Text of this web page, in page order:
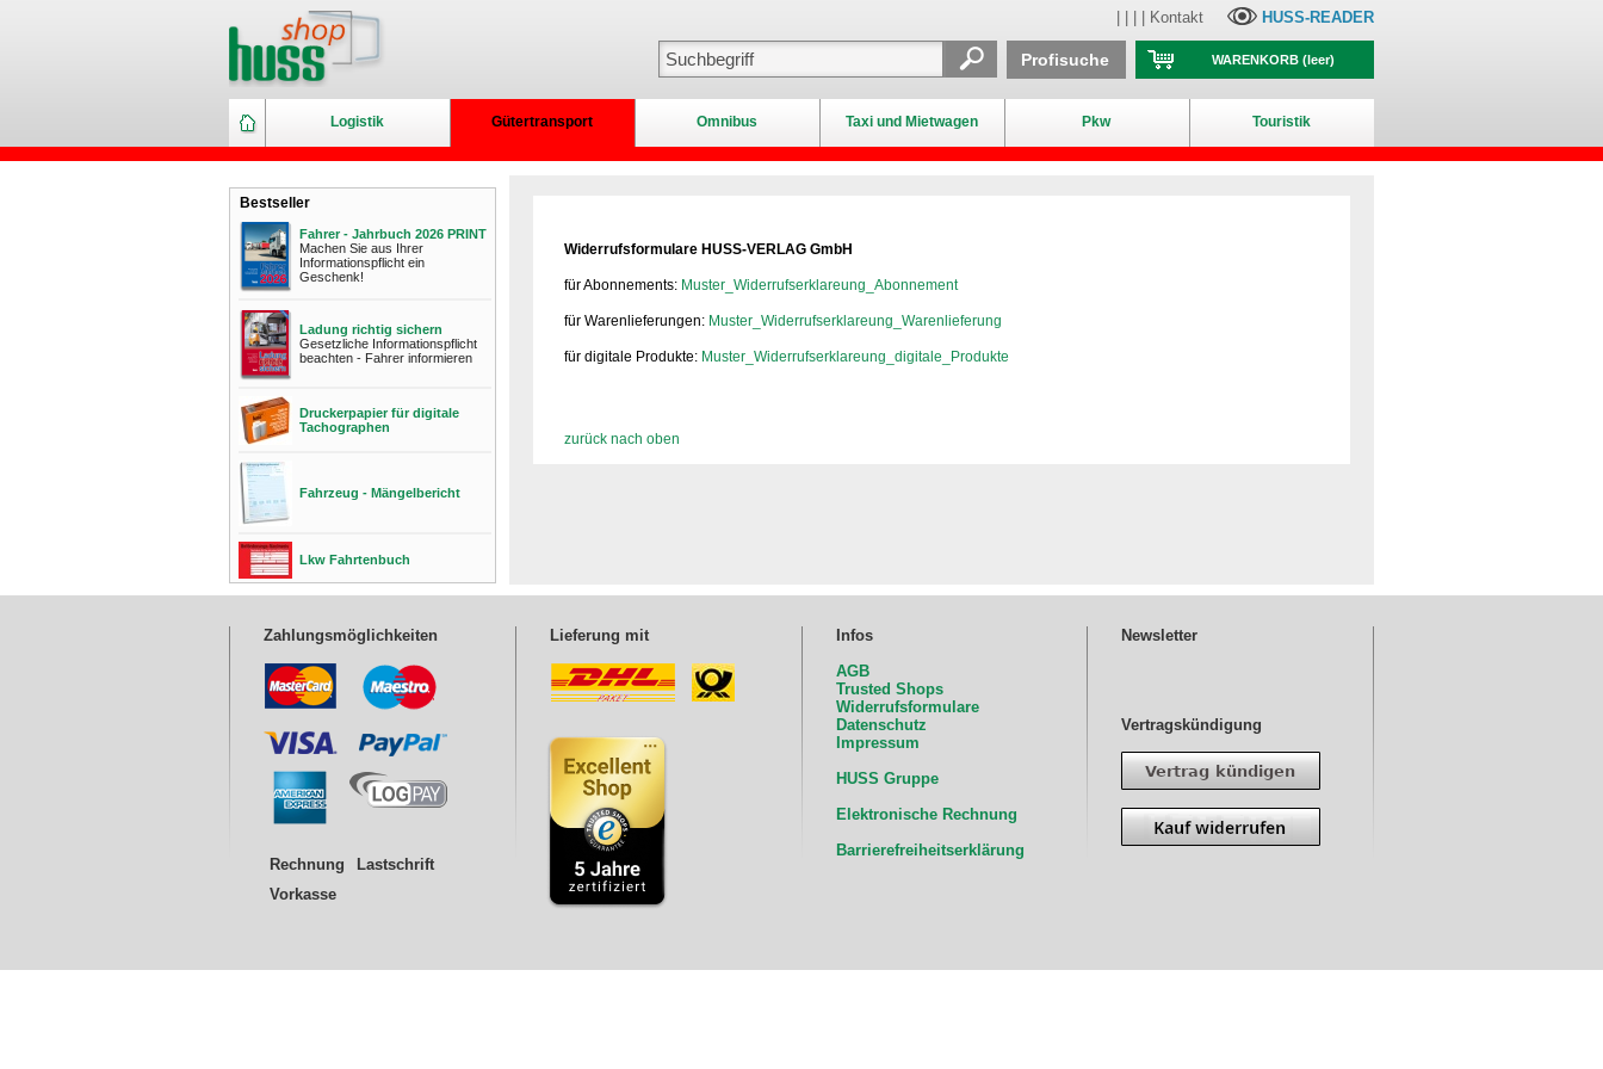
Logistik Gütertransport Omnibus Taxi und Mietwagen Pkw Touristik
Kontakt HUSS-READER
WARENKORB(leer)
Profisuche
Bestseller
Fahrer - Jahrbuch 2026 PRINT
Machen Sie aus Ihrer
Informationspflicht ein
Geschenk!
Ladung richtig sichern
Gesetzliche Informationspflicht
beachten - Fahrer informieren
Druckerpapier für digitale
Tachographen
Fahrzeug - Mängelbericht
Lkw Fahrtenbuch
​Widerrufsformulare HUSS-VERLAG GmbH
für Abonnements: Muster_Widerrufserklareung_Abonnement
für Warenlieferungen: Muster_Widerrufserklareung_Warenlieferung
für digitale Produkte: Muster_Widerrufserklareung_digitale_Produkte
zurück nach oben
Zahlungsmöglichkeiten
Rechnung
Lastschrift
Vorkasse
Lieferung mit
Infos
AGB
Trusted Shops
Widerrufsformulare
Datenschutz
Impressum
HUSS Gruppe
Elektronische Rechnung
Barrierefreiheitserklärung
Newsletter
Vertragskündigung